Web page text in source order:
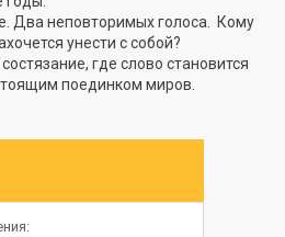
Два неповторимых голоса. Кому
унести с собой?
где слово становится
поединком миров.